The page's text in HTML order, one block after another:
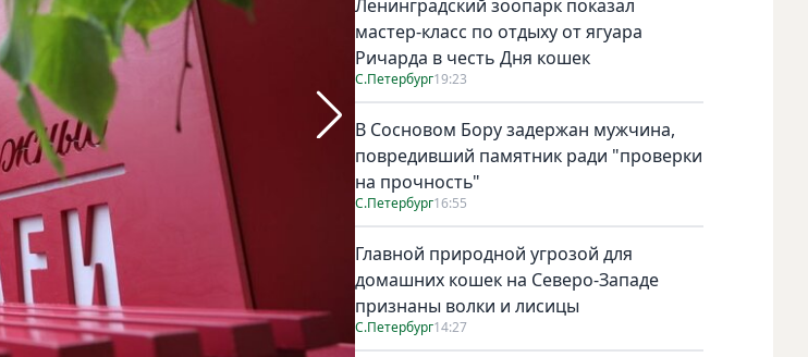
Ленинградский зоопарк показал
мастер-класс по отдыху от ягуара
Ричарда в честь Дня кошек
С.Петербург19:23
В Сосновом Бору задержан мужчина,
повредивший памятник ради "проверки
на прочность"
С.Петербург16:55
Главной природной угрозой для
домашних кошек на Северо-Западе
признаны волки и лисицы
С.Петербург14:27